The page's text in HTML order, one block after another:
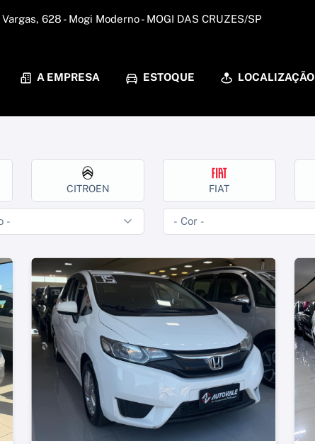
628 - Mogi Moderno - MOGI DAS CRUZES/SP
A EMPRESA ESTOQUE LOCALIZAÇÃO
CITROEN FIAT